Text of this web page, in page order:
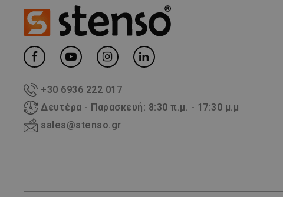
+30 6936 222 017
Δευτέρα - Παρασκευή: 8:30 π.μ. - 17:30 μ.μ
sales@stenso.gr